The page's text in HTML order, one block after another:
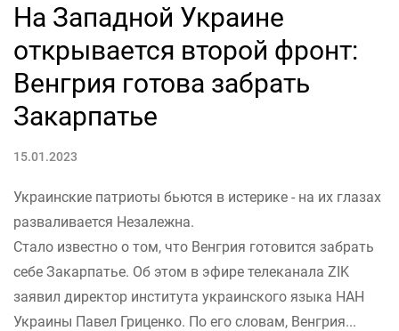
На Западной Украине
открывается второй фронт:
Венгрия готова забрать
Закарпатье
15.01.2023
Украинские патриоты бьются в истерике - на их глазах
разваливается Незалежна.
Стало известно о том, что Венгрия готовится забрать
себе Закарпатье. Об этом в эфире телеканала ZIK
заявил директор института украинского языка НАН
Украины Павел Гриценко. По его словам, Венгрия...